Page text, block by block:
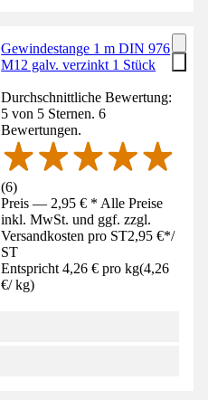
Gewindestange 1 m DIN 976
M12 galv. verzinkt 1 Stück
Durchschnittliche Bewertung:
5 von 5 Sternen. 6
Bewertungen.
(6)
Preis — 2,95 € * Alle Preise
inkl. MwSt. und ggf. zzgl.
Versandkosten pro ST2,95 €*/
ST
Entspricht 4,26 € pro kg(4,26
€/ kg)